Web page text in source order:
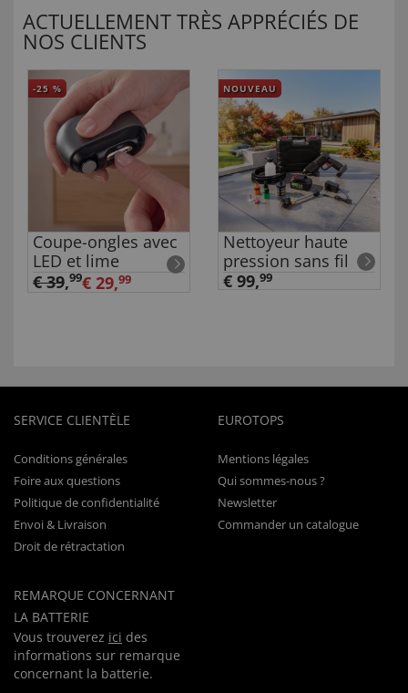
ACTUELLEMENT TRÈS APPRÉCIÉS DE
NOS CLIENTS
-25 %
Coupe-ongles avec
LED et lime
€ 39,99€ 29,99
NOUVEAU
Nettoyeur haute
pression sans fil
€ 99,99
SERVICE CLIENTÈLE
Conditions générales
Foire aux questions
Politique de confidentialité
Envoi & Livraison
Droit de rétractation
REMARQUE CONCERNANT
LA BATTERIE
Vous trouverez ici des
informations sur remarque
concernant la batterie.
EUROTOPS
Mentions légales
Qui sommes-nous ?
Newsletter
Commander un catalogue